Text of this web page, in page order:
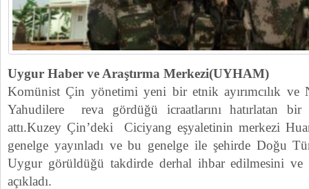
Uygur Haber ve Araştırma Merkezi(UYHAM)
Komünist Çin yönetimi yeni bir etnik ayırımcılık ve
Yahudilere reva gördüğü icraatlarını hatırlatan
attı.Kuzey Çin’deki Ciciyang eşyaletinin merkezi
genelge yayınladı ve bu genelge ile şehirde Doğu
Uygur görüldüğü takdirde derhal ihbar edilmesini ve
açıkladı.